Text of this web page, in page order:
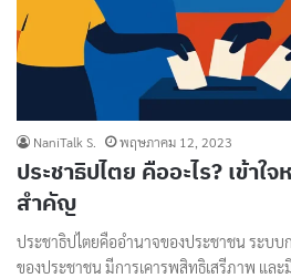
NaniTalk S. พฤษภาคม 12, 2023
ประชาธิปไตย คืออะไร? เข้าใ
สำคัญ
ประชาธิปไตยคืออำนาจของประชาชน ระบบ
ของประชาชน มีการเคารพสิทธิเสรีภาพ และมี